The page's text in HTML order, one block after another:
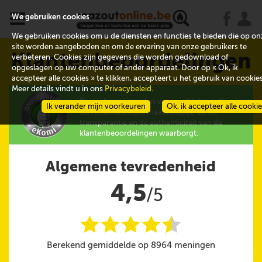
x
Klantenbeoordelingen
De evaluaties worden verzameld door eKomi,
een onafhankelijke maatschappij die de
transparantie en de authenticiteit van de
klantenbeoordelingen waarborgt.
Algemene tevredenheid
4,5/5
iiiii
@
Berekend gemiddelde op 8964 meningen
We gebruiken cookies
We gebruiken cookies om u de diensten en functies te bieden die op
site worden aangeboden en om de ervaring van onze gebruikers te
verbeteren. Cookies zijn gegevens die worden gedownload of
opgeslagen op uw computer of ander apparaat. Door op « Ok, ik
accepteer alle cookies » te klikken, accepteert u het gebruik van
Meer details vindt u in ons Privacybeleid .
Ok, ik accepteer alle
Ik verander mijn voorkeuren